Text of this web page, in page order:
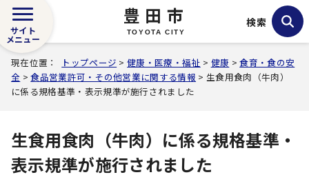
豊田市
TOYOTA CITY
サイト
メニュー
検索
現在位置： トップページ >健康・医療・福祉 > 健康 >食育・食の安
全 >食品営業許可・その他営業に関する情報 > 生食用食肉（牛肉）
に係る規格基準・表示規準が施行されました
生食用食肉（牛肉）に係る規格基準・
表示規準が施行されました